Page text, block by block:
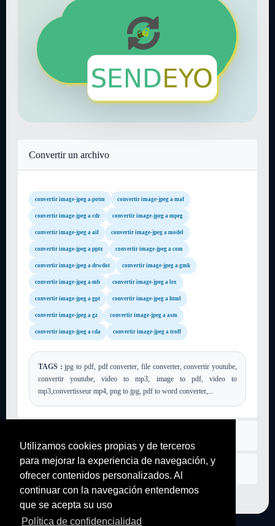
Utilizamos cookies propias y de terceros
para mejorar la experiencia de navegación, y
ofrecer contenidos personalizados. Al
continuar con la navegación entendemos
que se acepta su uso
Política de confidencialidad
Convertir un archivo
convertir image-jpeg a potm convertir image-jpeg a maf
convertir image-jpeg a cdr convertir image-jpeg a mpeg
convertir image-jpeg a aif convertir image-jpeg a model
convertir image-jpeg a pptx convertir image-jpeg a com
convertir image-jpeg a drwdot convertir image-jpeg a gmk
convertir image-jpeg a mb convertir image-jpeg a lex
convertir image-jpeg a gpt convertir image-jpeg a html
convertir image-jpeg a gz convertir image-jpeg a asm
convertir image-jpeg a cda convertir image-jpeg a troff
TAGS : jpg to pdf, pdf converter, file converter, convertir youtube,
convertir youtube, video to mp3, image to pdf, video to
mp3,convertisseur mp4, png to jpg, pdf to word converter,...
Contáctenos